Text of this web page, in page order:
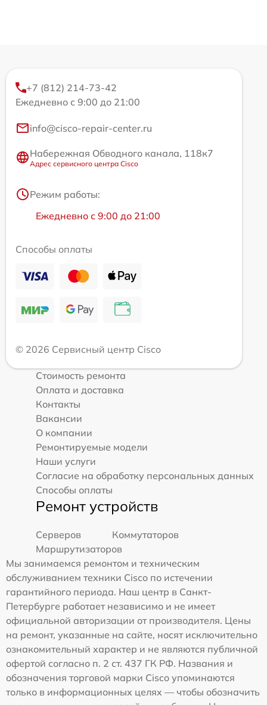
+7 (812) 214-73-42
Ежедневно с 9:00 до 21:00
info@cisco-repair-center.ru
Набережная Обводного канала, 118к7
Адрес сервисного центра Cisco
Режим работы:
Ежедневно с 9:00 до 21:00
Способы оплаты
© 2026 Сервисный центр Cisco
Стоимость ремонта
Оплата и доставка
Контакты
Вакансии
О компании
Ремонтируемые модели
Наши услуги
Согласие на обработку персональных данных
Способы оплаты
Ремонт устройств
Серверов
Коммутаторов
Маршрутизаторов
Мы занимаемся ремонтом и техническим
обслуживанием техники Cisco по истечении
гарантийного периода. Наш центр в Санкт-
Петербурге работает независимо и не имеет
официальной авторизации от производителя. Цены
на ремонт, указанные на сайте, носят исключительно
ознакомительный характер и не являются публичной
офертой согласно п. 2 ст. 437 ГК РФ. Названия и
обозначения торговой марки Cisco упоминаются
только в информационных целях — чтобы обозначить